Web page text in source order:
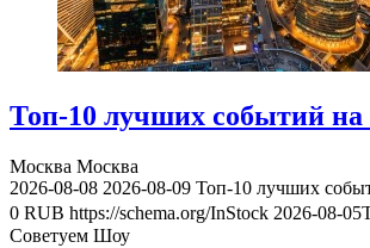
Топ-10 лучших событий на
Москва Москва
2026-08-08 2026-08-09 Топ-10 лучших
0 RUB https://schema.org/InStock 2026-08-
Советуем Шоу